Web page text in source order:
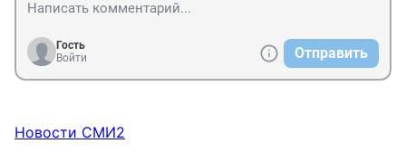
Гость
Войти
Отправить
Новости СМИ2